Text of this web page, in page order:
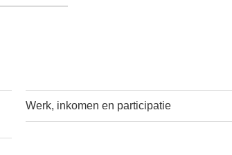
Werk, inkomen en participatie